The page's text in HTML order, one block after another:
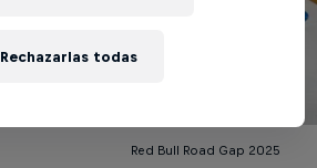
Red Bull Road Gap 2025
Rechazarlas todas